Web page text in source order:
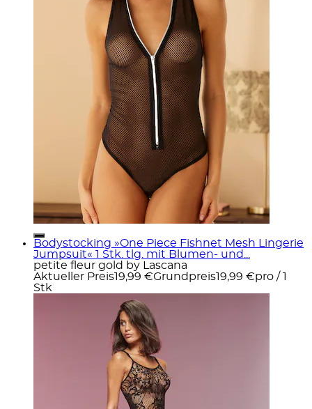
Bodystocking »One Piece Fishnet Mesh Lingerie
Jumpsuit« 1 Stk. tlg. mit Blumen- und...
petite fleur gold by Lascana
Aktueller Preis19,99 €Grundpreis19,99 €pro / 1
Stk